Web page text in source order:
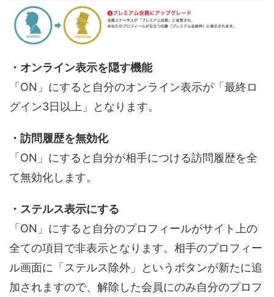
・オンライン表示を隠す機能
「ON」にすると自分のオンライン表示が「最終ロ
グイン3日以上」となります。
・訪問履歴を無効化
「ON」にすると自分が相手につける訪問履歴を全
て無効化します。
・ステルス表示にする
「ON」にすると自分のプロフィールがサイト上の
全ての項目で非表示となります。相手のプロフィー
ル画面に「ステルス除外」というボタンが新たに追
加されますので、解除した会員にのみ自分のプロフ